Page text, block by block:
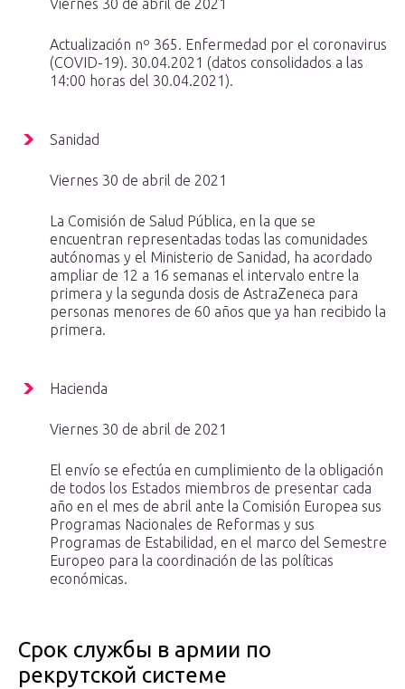
Viernes 30 de abril de 2021
Actualización nº 365. Enfermedad por el coronavirus
(COVID-19). 30.04.2021 (datos consolidados a las
14:00 horas del 30.04.2021).
Sanidad
Viernes 30 de abril de 2021
La Comisión de Salud Pública, en la que se
encuentran representadas todas las comunidades
autónomas y el Ministerio de Sanidad, ha acordado
ampliar de 12 a 16 semanas el intervalo entre la
primera y la segunda dosis de AstraZeneca para
personas menores de 60 años que ya han recibido la
primera.
Hacienda
Viernes 30 de abril de 2021
El envío se efectúa en cumplimiento de la obligación
de todos los Estados miembros de presentar cada
año en el mes de abril ante la Comisión Europea sus
Programas Nacionales de Reformas y sus
Programas de Estabilidad, en el marco del Semestre
Europeo para la coordinación de las políticas
económicas.
Срок службы в армии по
рекрутской системе